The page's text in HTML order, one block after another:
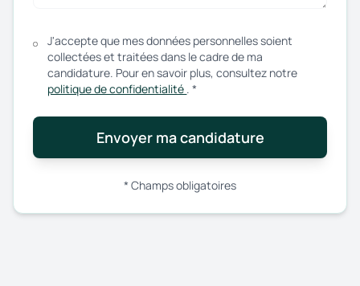
J'accepte que mes données personnelles soient
collectées et traitées dans le cadre de ma
candidature. Pour en savoir plus, consultez notre
politique de confidentialité . *
Envoyer ma candidature
* Champs obligatoires